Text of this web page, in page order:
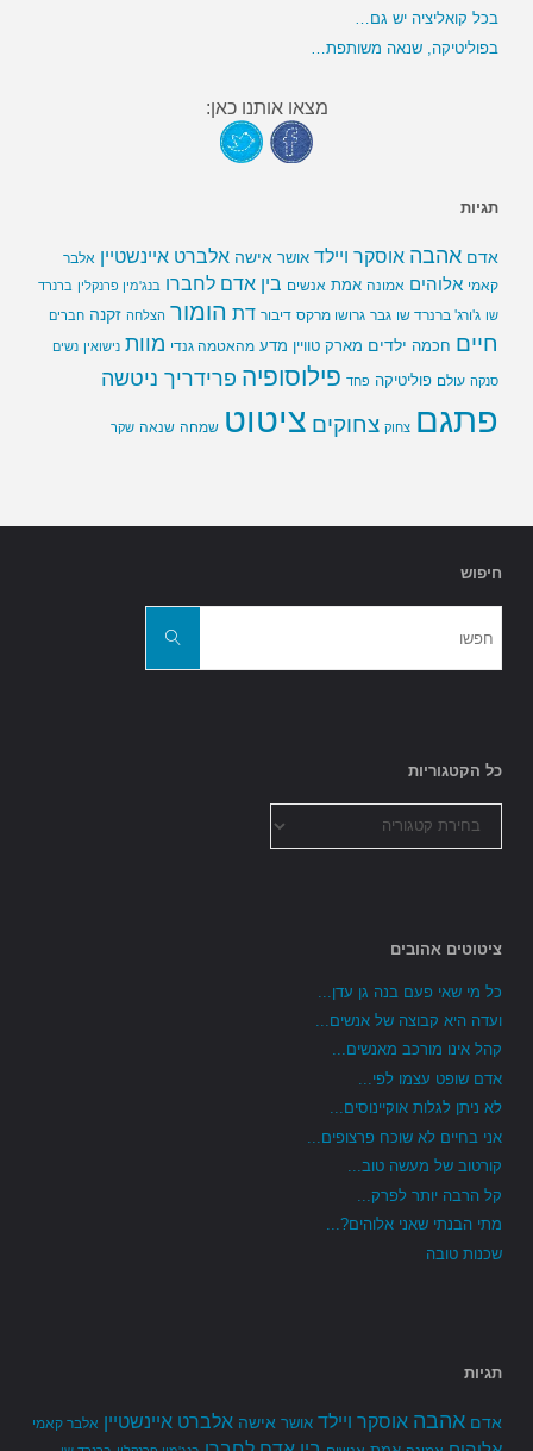
בכל קואליציה יש גם…
בפוליטיקה, שנאה משותפת…
מצאו אותנו כאן:
תגיות
אדם אהבה אוסקר ויילד אושר אישה אלברט איינשטיין אלבר
קאמי אלוהים אמונה אמת אנשים בין אדם לחברו בנג'מין פרנקלין ברנרד
שו ג'ורג' ברנרד שו גבר גרושו מרקס דיבור דת הומור הצלחה זקנה חברים
חיים חכמה ילדים מארק טוויין מדע מהאטמה גנדי מוות נישואין נשים
סנקה עולם פוליטיקה פחד פילוסופיה פרידריך ניטשה
פתגם צחוק צחוקים ציטוט שמחה שנאה שקר
חיפוש
חפשו
כל הקטגוריות
הקטגוריות
ציטוטים אהובים
כל מי שאי פעם בנה גן עדן...
ועדה היא קבוצה של אנשים...
קהל אינו מורכב מאנשים...
אדם שופט עצמו לפי...
לא ניתן לגלות אוקיינוסים...
אני בחיים לא שוכח פרצופים...
קורטוב של מעשה טוב...
קל הרבה יותר לפרק...
מתי הבנתי שאני אלוהים?...
שכנות טובה
תגיות
אדם אהבה אוסקר ויילד אושר אישה אלברט איינשטיין אלבר קאמי